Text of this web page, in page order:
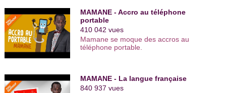
+D’Afrique". Mamane a aussi écrit cinq scénarios pour une
campagne du Ministère de la Santé pour la prévention contre
le Sida.
C’est avec un humour incisif et bourré d’esprit que Mamane
comme l’immigration, la mondialisation, la langue française ou
encore la démocratie.
MAMANE - Accro au téléphone
portable
410 042 vues
Mamane se moque des accros au
téléphone portable.
MAMANE - La langue française
840 937 vues